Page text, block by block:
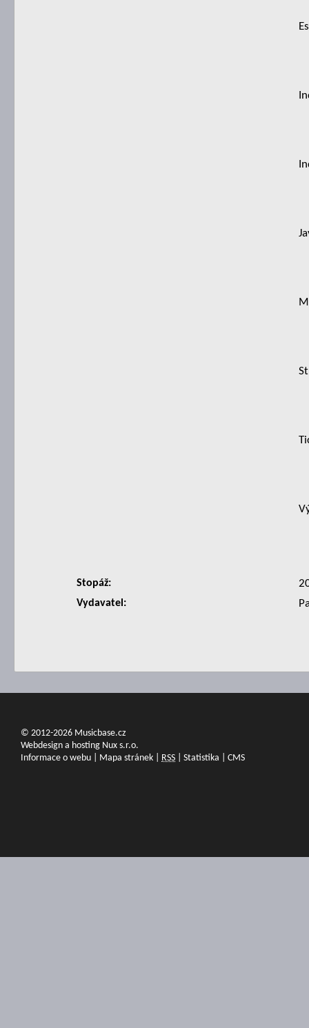
Stopáž:
Vydavatel:
© 2012-2026 Musicbase.cz
Webdesign a hosting Nux s.r.o.
Informace o webu
Mapa stránek RSS Statistika CMS